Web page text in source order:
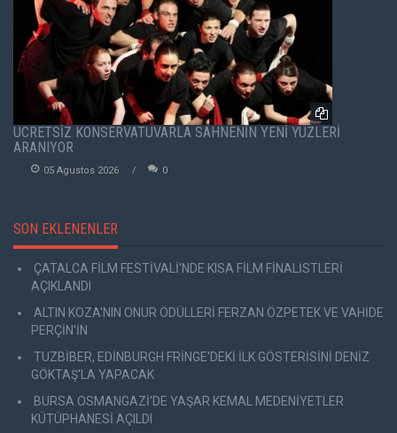
ÜCRETSİZ KONSERVATUVARLA SAHNENİN YENİ YÜZLERİ
ARANIYOR
05 Agustos 2026 0
SON EKLENENLER
ÇATALCA FİLM FESTİVALİ'NDE KISA FİLM FİNALİSTLERİ
AÇIKLANDI
ALTIN KOZA'NIN ONUR ÖDÜLLERİ FERZAN ÖZPETEK VE VAHİDE
PERÇİN'İN
TUZBİBER, EDİNBURGH FRİNGE'DEKİ İLK GÖSTERİSİNİ DENİZ
GÖKTAŞ'LA YAPACAK
BURSA OSMANGAZİ'DE YAŞAR KEMAL MEDENİYETLER
KÜTÜPHANESİ AÇILDI